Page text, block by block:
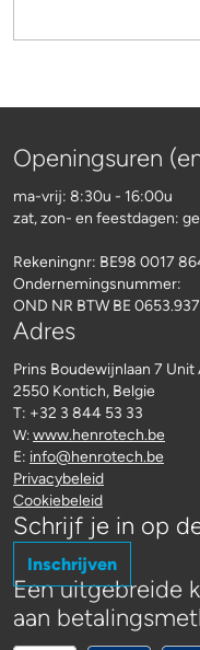
Openingsuren
ma-vrij: 8:30u - 16:00u
zat, zon- en feestdagen:
Rekeningnr: BE98 0017
Ondernemingsnummer:
OND NR BTW BE
Adres
Prins Boudewijnlaan 7 Unit
2550 Kontich, Belgie
T: +32 3 844 53 33
W: www.henrotech.be
E: info@henrotech.be
Privacybeleid
Cookiebeleid
Schrijf je in op
Inschrijven
Een uitgebreide
aan